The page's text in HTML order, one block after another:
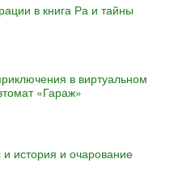
в книга Ра и тайны
в виртуальном
«Гараж»
история и очарование